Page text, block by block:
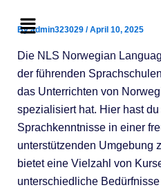
Menu
Byadmin323029 /April 10, 2025
Die NLS Norwegian
der führenden
das Unterrichten von
spezialisiert hat. Hier hast
Sprachkenntnisse in einer
unterstützenden Umgebung
bietet eine Vielzahl von
unterschiedliche